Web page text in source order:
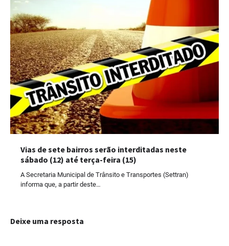
Vias de sete bairros serão interditadas neste
sábado (12) até terça-feira (15)
A Secretaria Municipal de Trânsito e Transportes (Settran)
informa que, a partir deste…
Deixe uma resposta